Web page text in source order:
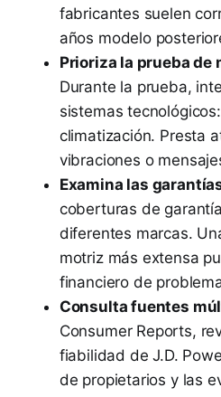
fabricantes suelen
años modelo
Prioriza la prueba de
Durante la prueba,
sistemas
climatización. Presta
vibraciones o
Examina las
coberturas de
diferentes marcas.
motriz más extensa
financiero de
Consulta fuentes
Consumer Reports,
fiabilidad de J.D.
de propietarios y las